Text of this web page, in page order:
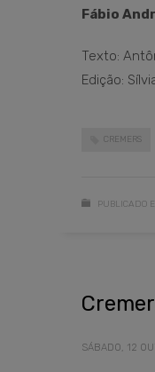
Fábio
Texto:
Edição:
CREMERS
PUBLICADO
SÁBADO, 12